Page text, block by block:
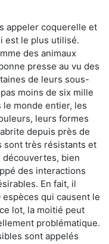
appeler coquerelle et
est le plus utilisé.
des animaux
presse au vu des
de leurs sous-
moins de six mille
monde entier, les
leurs formes
depuis près de
sont très résistants et
découvertes, bien
des interactions
En fait, il
qui causent le
lot, la moitié peut
problématique.
sont appelés